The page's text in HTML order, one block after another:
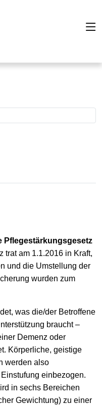
Pflegestärkungsgesetz
trat am 1.1.2016 in Kraft,
und die Umstellung der
wurden zum
was die/der Betroffene
braucht –
Demenz oder
Körperliche, geistige
werden also
einbezogen.
in sechs Bereichen
Gewichtung) zu einer